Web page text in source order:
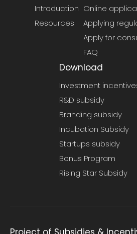
Introduction
Resources
Online
Applying
Apply for
FAQ
Download
Investment
R&D subsidy
Branding subsidy
Incubation Subsidy
Startups subsidy
Bonus Program
Rising Star Subsidy